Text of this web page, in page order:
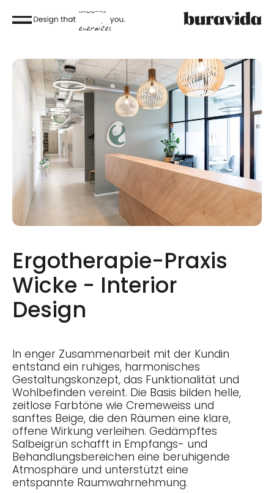
Ergotherapie-Praxis
Wicke - Interior
Design
In enger Zusammenarbeit mit der Kundin
entstand ein ruhiges, harmonisches
Gestaltungskonzept, das Funktionalität und
Wohlbefinden vereint. Die Basis bilden helle,
zeitlose Farbtöne wie Cremeweiss und
sanftes Beige, die den Räumen eine klare,
offene Wirkung verleihen. Gedämpftes
Salbeigrün schafft in Empfangs- und
Behandlungsbereichen eine beruhigende
Atmosphäre und unterstützt eine
entspannte Raumwahrnehmung.